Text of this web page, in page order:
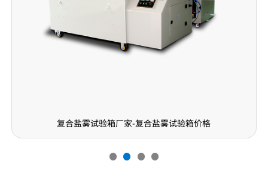
复合盐雾试验箱厂家-复合盐雾试验箱价格